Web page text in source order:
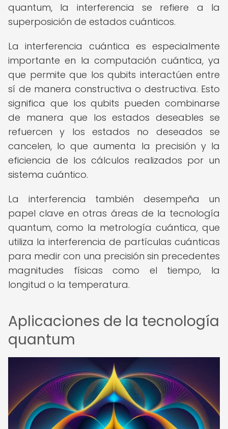
quantum, la interferencia se refiere a la
superposición de estados cuánticos.
La interferencia cuántica es especialmente
importante en la computación cuántica, ya
que permite que los qubits interactúen entre
sí de manera constructiva o destructiva. Esto
significa que los qubits pueden combinarse
de manera que los estados deseables se
refuercen y los estados no deseados se
cancelen, lo que aumenta la precisión y la
eficiencia de los cálculos realizados por un
sistema cuántico.
La interferencia también desempeña un
papel clave en otras áreas de la tecnología
quantum, como la metrología cuántica, que
utiliza la interferencia de partículas cuánticas
para medir con una precisión sin precedentes
magnitudes físicas como el tiempo, la
longitud o la temperatura.
Aplicaciones de la tecnología
quantum